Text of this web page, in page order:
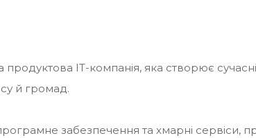
IT-компанія, яка створює сучасні
й громад.
забезпечення та хмарні сервіси,